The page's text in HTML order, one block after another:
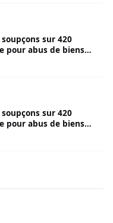
sur 420
pour abus de biens
sur 420
pour abus de biens